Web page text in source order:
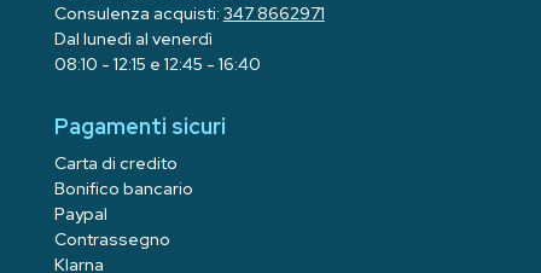
Consulenza acquisti: 347 8662971
Dal lunedì al venerdì
08:10 - 12:15 e 12:45 - 16:40
Pagamenti sicuri
Carta di credito
Bonifico bancario
Paypal
Contrassegno
Klarna